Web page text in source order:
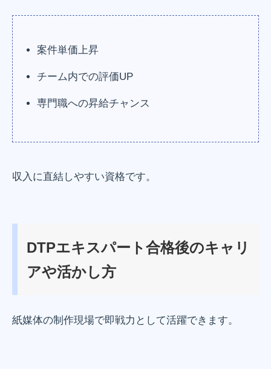
案件単価上昇
チーム内での評価UP
専門職への昇給チャンス
収入に直結しやすい資格です。
DTPエキスパート合格後のキャリ
アや活かし方
紙媒体の制作現場で即戦力として活躍できます。